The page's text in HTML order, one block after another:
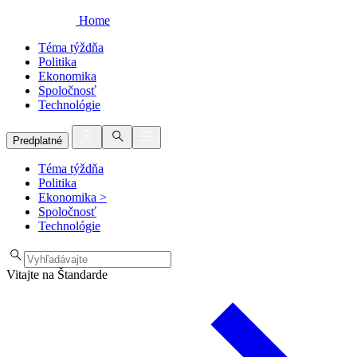
Home
Téma týždňa
Politika
Ekonomika
Spoločnosť
Technológie
Predplatné
Téma týždňa
Politika
Ekonomika >
Spoločnosť
Technológie
Vitajte na Štandarde